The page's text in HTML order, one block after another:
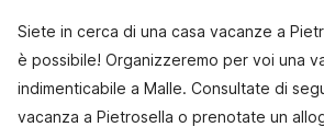
Siete in cerca di una casa vacanze a
è possibile! Organizzeremo per voi una
indimenticabile a Malle. Consultate di
vacanza a Pietrosella o prenotate un